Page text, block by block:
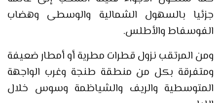
جزئيا بالسهول الشمالية والوسطى وهضاب
الفوسفاط والأطلس.
ومن المرتقب نزول قطرات مطرية أو أمطار ضعيفة
ومتفرقة بكل من منطقة طنجة وغرب الواجهة
المتوسطية والريف والشياظمة وسوس خلال